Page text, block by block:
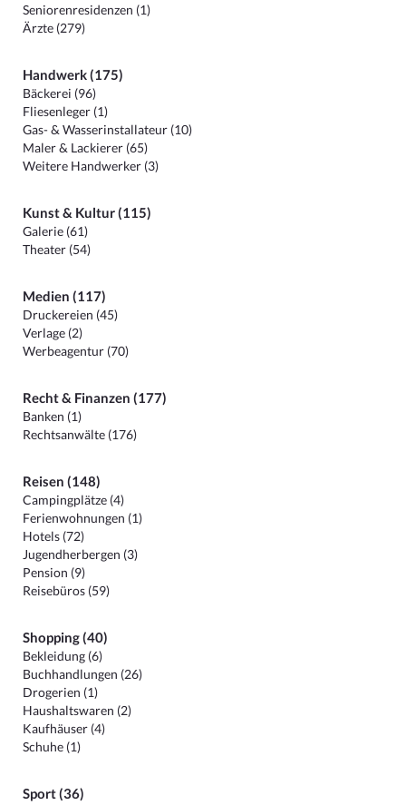
Seniorenresidenzen (1)
Ärzte (279)
Handwerk (175)
Bäckerei (96)
Fliesenleger (1)
Gas- & Wasserinstallateur (10)
Maler & Lackierer (65)
Weitere Handwerker (3)
Kunst & Kultur (115)
Galerie (61)
Theater (54)
Medien (117)
Druckereien (45)
Verlage (2)
Werbeagentur (70)
Recht & Finanzen (177)
Banken (1)
Rechtsanwälte (176)
Reisen (148)
Campingplätze (4)
Ferienwohnungen (1)
Hotels (72)
Jugendherbergen (3)
Pension (9)
Reisebüros (59)
Shopping (40)
Bekleidung (6)
Buchhandlungen (26)
Drogerien (1)
Haushaltswaren (2)
Kaufhäuser (4)
Schuhe (1)
Sport (36)